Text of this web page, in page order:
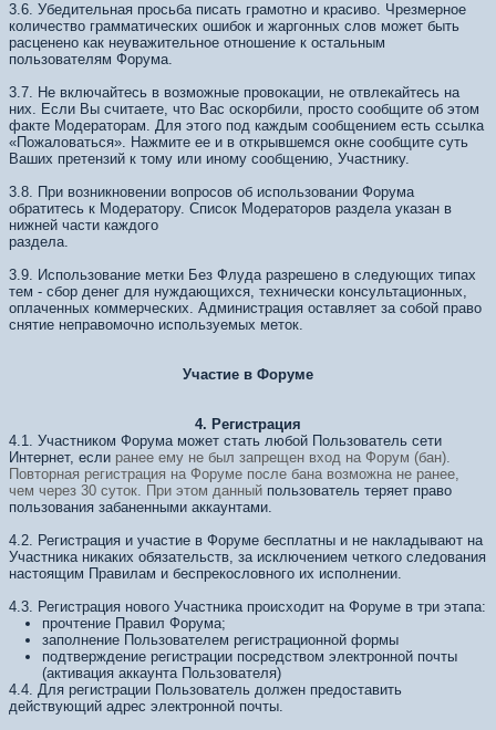
3.6. Убедительная просьба писать грамотно и красиво. Чрезмерное
количество грамматических ошибок и жаргонных слов может быть
расценено как неуважительное отношение к остальным
пользователям Форума.
3.7. Не включайтесь в возможные провокации, не отвлекайтесь на
них. Если Вы считаете, что Вас оскорбили, просто сообщите об этом
факте Модераторам. Для этого под каждым сообщением есть ссылка
«Пожаловаться». Нажмите ее и в открывшемся окне сообщите суть
Ваших претензий к тому или иному сообщению, Участнику.
3.8. При возникновении вопросов об использовании Форума
обратитесь к Модератору. Список Модераторов раздела указан в
нижней части каждого
раздела.
3.9. Использование метки Без Флуда разрешено в следующих типах
тем - сбор денег для нуждающихся, технически консультационных,
оплаченных коммерческих. Администрация оставляет за собой право
снятие неправомочно используемых меток.
Участие в Форуме
4. Регистрация
4.1. Участником Форума может стать любой Пользователь сети
Интернет, если ранее ему не был запрещен вход на Форум (бан).
Повторная регистрация на Форуме после бана возможна не ранее,
чем через 30 суток. При этом данный пользователь теряет право
пользования забаненными аккаунтами.
4.2. Регистрация и участие в Форуме бесплатны и не накладывают на
Участника никаких обязательств, за исключением четкого следования
настоящим Правилам и беспрекословного их исполнении.
4.3. Регистрация нового Участника происходит на Форуме в три этапа:
прочтение Правил Форума;
заполнение Пользователем регистрационной формы
подтверждение регистрации посредством электронной почты
(активация аккаунта Пользователя)
4.4. Для регистрации Пользователь должен предоставить
действующий адрес электронной почты.